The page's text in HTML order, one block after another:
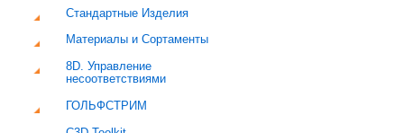
Стандартные Изделия
Материалы и Сортаменты
8D. Управление
несоответствиями
ГОЛЬФСТРИМ